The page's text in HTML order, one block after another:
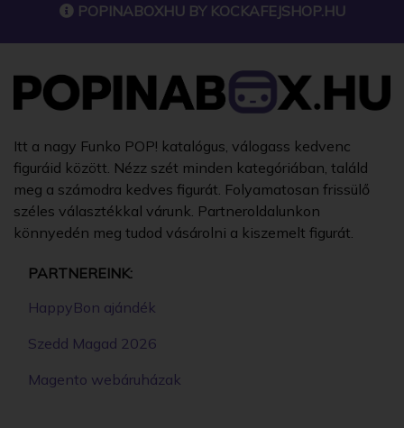
POPINABOXHU BY KOCKAFEJSHOP.HU
Itt a nagy Funko POP! katalógus, válogass kedvenc
figuráid között. Nézz szét minden kategóriában, találd
meg a számodra kedves figurát. Folyamatosan frissülő
széles választékkal várunk. Partneroldalunkon
könnyedén meg tudod vásárolni a kiszemelt figurát.
PARTNEREINK:
HappyBon ajándék
Szedd Magad 2026
Magento webáruházak